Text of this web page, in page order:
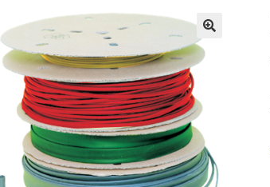
🔍